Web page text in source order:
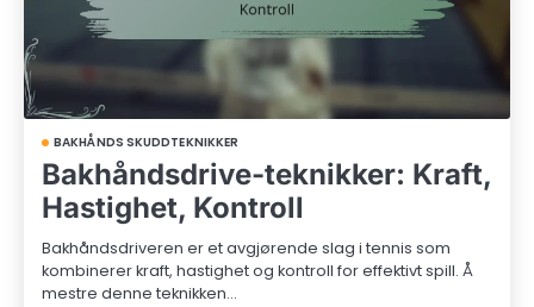
BAKHÅNDS SKUDDTEKNIKKER
Bakhåndsdrive-teknikker: Kraft,
Hastighet, Kontroll
Bakhåndsdriveren er et avgjørende slag i tennis som
kombinerer kraft, hastighet og kontroll for effektivt spill. Å
mestre denne teknikken…